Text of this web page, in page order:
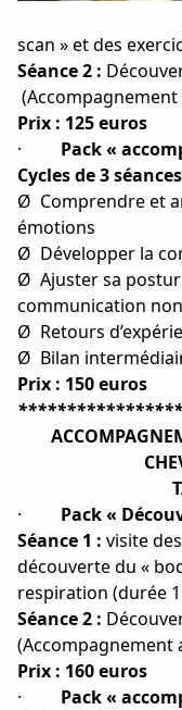
scan » et des
Séance 2 :
Prix : 125 euros
· Pack «
Cycles de 3
Ø Comprendre et
émotions
Ø Développer la
Ø Ajuster sa
communication
Ø Retours
Ø Bilan
Prix : 150 euros
· Pack «
Séance 1 : visite
découverte du «
respiration (durée
Séance 2 :
(Accompagnement
Prix : 160 euros
· Pack «